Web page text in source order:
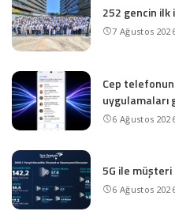
252 gencin ilk
7 Ağustos
Cep
uygulamaları
6 Ağustos
5G ile müşteri
6 Ağustos